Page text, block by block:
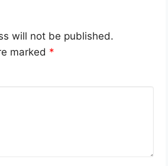
will not be published.
marked *